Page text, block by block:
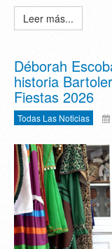
Leer más...
Déborah
historia
Fiestas 2026
Todas Las Noticias